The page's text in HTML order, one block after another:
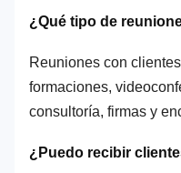
¿Qué tipo de
Reuniones con
formaciones,
consultoría, firmas y
¿Puedo recibir